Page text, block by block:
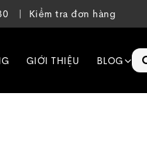
Kiểm tra đơn hàng
GIỚI THIỆU BLOG